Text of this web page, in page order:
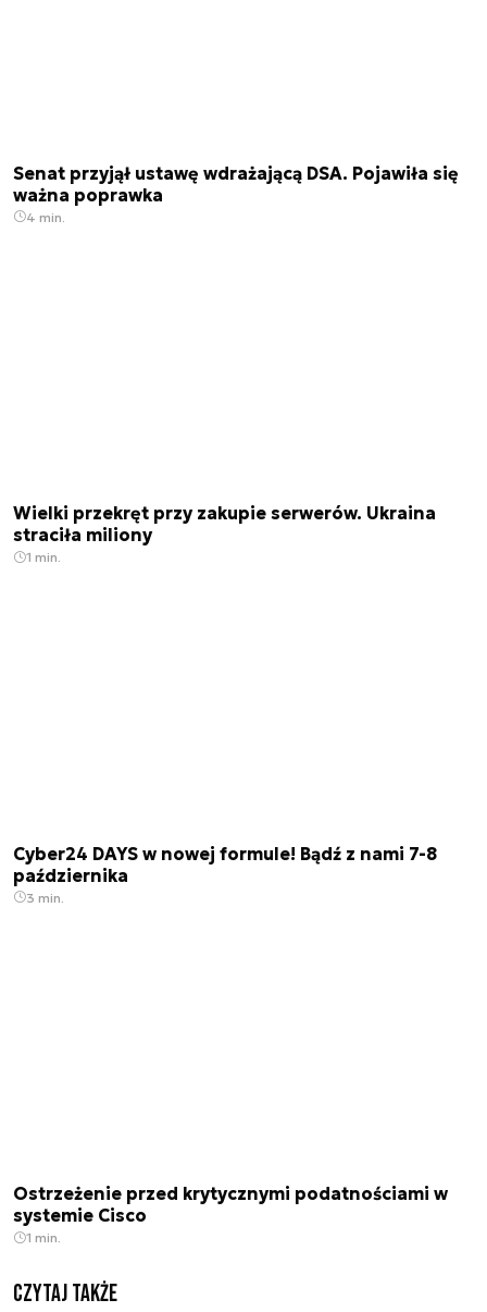
Senat przyjął ustawę wdrażającą DSA. Pojawiła się
ważna poprawka
4 min.
Wielki przekręt przy zakupie serwerów. Ukraina
straciła miliony
1 min.
Cyber24 DAYS w nowej formule! Bądź z nami 7-8
października
3 min.
Ostrzeżenie przed krytycznymi podatnościami w
systemie Cisco
1 min.
Czytaj także